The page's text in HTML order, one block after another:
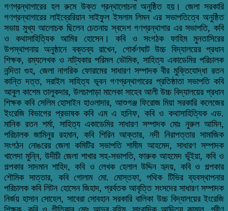
গণগ্রন্থাগারের হল রুমে উক্ত গ্রন্থালোচনা অনুষ্ঠিত হয়। জেলা সরকারি
গণগ্রন্থাগারের লাইব্রেরিয়ান সাইফুল ইসলাম লিমন এর সভাপতিত্বে অনুষ্ঠিত
সভায় মুখ্য আলোচক ছিলেন চেতনায় স্বদেশ গণগ্রন্থাগার এর সভাপতি, কবি
ও কথাসাহিত্যিক আমির হোসেন। কবি ও সংগঠক ফাহিম মুনতাসিরের
উপস্থাপনায় অনুষ্ঠানে বক্তব্য রাখেন, গোর্কণঘাট উচ্চ বিদ্যালয়ের প্রধান
শিক্ষক, রম্যলেখক ও নাট্যকার পরিমল ভৌমিক, সাহিত্য একাডেমির পরিচালক
নন্দিতা গুহ, জেলা নাগরিক ফোরামের সাধারণ সম্পাদক বীর মুক্তিযোদ্ধা রতন
কান্তি দত্ত, সরাইল সাহিত্য ভূবন গণগ্রন্থাগারের প্রতিষ্ঠাতা সভাপতি কবি
আবুল কাশেম তালুকদার, উলচাপাড়া মালেকা সাহেব আলী উচ্চ বিদ্যালয়ের প্রধান
শিক্ষক কবি সেলিম হোসাইন হাওলাদার, আশুগঞ্জ ফিরোজ মিয়া সরকারি কলেজের
ইংরেজি বিভাগের প্রভাষক কবি এম এ হানিফ, কবি ও কথাসাহিত্যিক এড.
মানিক রতন শর্মা, সাহিত্য একাডেমির সাধারণ সম্পাদক মোঃ নুরুল আমিন,
পরিচালক জামিনুর রহমান, কবি শিরিন আক্তার, নদী নিরাপত্তার সামাজিক
সংগঠন নোঙরের জেলা কমিটির সভাপতি শামীম আহমেদ, সাধারণ সম্পাদক
খালেদা মুন্নি, উদীচী জেলা শাখার সহ-সভাপতি, ফারুক আহমেদ ভূঁইয়া, কবি ও
গল্পকার সাদমান শাহিদ, কবি ও লেখক হেলাল উদ্দিন হৃদয়, কবি ও গল্পকার
শৌমিক সাত্তার, কবি গোলাম মো. মোস্তফা, পথিক টিভির ব্যবস্থাপনার
পরিচালক কবি লিটন হোসেন জিহাদ, প্রর্বতক আবৃত্তি সংসদের সাধারণ সম্পাদক
নির্জয় হাসান সোহেল, সাবেরা সোবহান সরকারি বালিকা উচ্চ বিদ্যালয়ের ইংরেজি